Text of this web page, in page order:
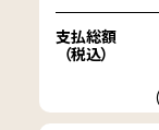
支払総額
（税込）